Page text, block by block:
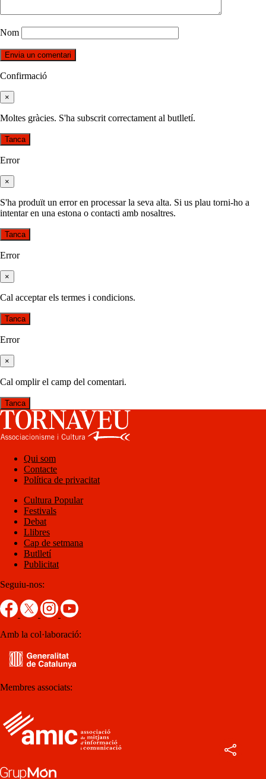
Nom
Confirmació
×
Moltes gràcies. S'ha subscrit correctament al butlletí.
Tanca
Error
×
S'ha produït un error en processar la seva alta. Si us plau torni-ho a
intentar en una estona o contacti amb nosaltres.
Tanca
Error
×
Cal acceptar els termes i condicions.
Tanca
Error
×
Cal omplir el camp del comentari.
Tanca
Qui som
Contacte
Política de privacitat
Cultura Popular
Festivals
Debat
Llibres
Cap de setmana
Butlletí
Publicitat
Seguiu-nos:
Amb la col·laboració:
Membres associats: